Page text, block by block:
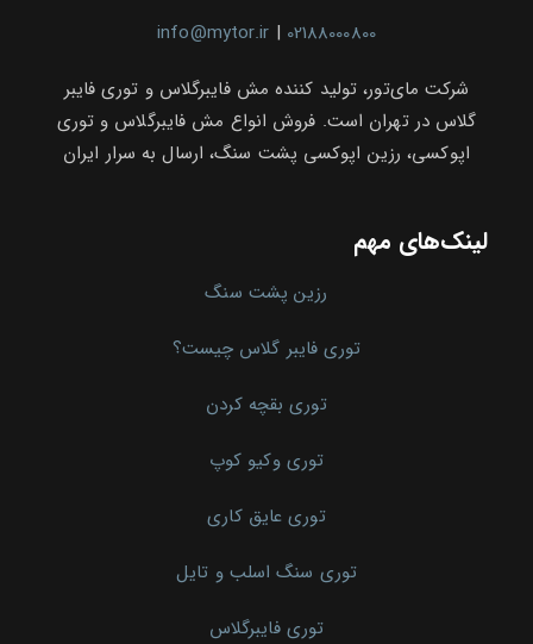
است؟
info@mytor.ir | 02188000800
شرکت مای‌تور، تولید کننده مش فایبرگلاس و توری فایبر
گلاس در تهران است. فروش انواع مش فایبرگلاس و توری
اپوکسی، رزین اپوکسی پشت سنگ، ارسال به سرار ایران
لینک‌های مهم
رزین پشت سنگ
توری فایبر گلاس چیست؟
توری بقچه کردن
توری وکیو کوپ
توری عایق کاری
توری سنگ اسلب و تایل
توری فایبرگلاس